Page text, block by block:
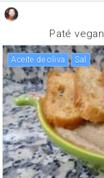
Paté
aceite de oliva sal